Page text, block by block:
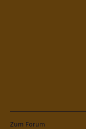
Zum Forum